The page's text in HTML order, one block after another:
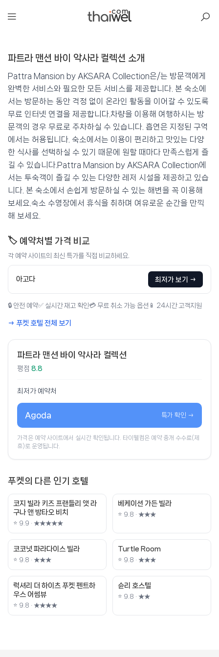
파트라 맨션 바이 악사라 컬렉션
📍 푸켓★★★ ⭐ 8.8
💰 최저가 확인 · 예약하기
파트라 맨션 바이 악사라 컬렉션 소개
Pattra Mansion by AKSARA Collection은/는 방문객에게
완벽한 서비스와 필요한 모든 서비스를 제공합니다. 본 숙소에
서는 방문하는 동안 걱정 없이 온라인 활동을 이어갈 수 있도록
무료 인터넷 연결을 제공합니다.차량을 이용해 여행하시는 방
문객의 경우 무료로 주차하실 수 있습니다. 흡연은 지정된 구역
에서는 허용됩니다. 숙소에서는 이용이 편리하고 맛있는 다양
한 식사를 선택하실 수 있기 때문에 원할 때마다 만족스럽게 즐
길 수 있습니다.Pattra Mansion by AKSARA Collection에
서는 투숙객이 즐길 수 있는 다양한 레저 시설을 제공하고 있습
니다. 본 숙소에서 손쉽게 방문하실 수 있는 해변을 꼭 이용해
보세요.숙소 수영장에서 휴식을 취하며 여유로운 순간을 만끽
해 보세요.
🏷️ 예약처별 가격 비교
각 예약 사이트의 최신 특가를 직접 비교하세요.
아고다 최저가 보기 →
🔒 안전 예약✅ 실시간 재고 확인 💳 무료 취소 가능 옵션 📱 24시간 고객지원
→ 푸켓 호텔 전체 보기
파트라 맨션 바이 악사라 컬렉션
평점 8.8
최저가 예약처
Agoda 특가 확인 →
가격은 예약 사이트에서 실시간 확인됩니다. 타이웰컴은 예약 중개 수수료(제
휴)로 운영됩니다.
푸켓의 다른 인기 호텔
코지 빌라 키즈 프랜들리 앳 라
구나 앤 방타오 비치
⭐ 9.9 · ★★★★★
베케이션 가든 빌라
⭐ 9.8 · ★★★
코코넛 파라다이스 빌라
⭐ 9.8 · ★★★
Turtle Room
⭐ 9.8 · ★★★
럭셔리 더 하이츠 푸켓 펜트하
우스 어썸뷰
⭐ 9.8 · ★★★★
슌리 호스텔
⭐ 9.8 · ★★